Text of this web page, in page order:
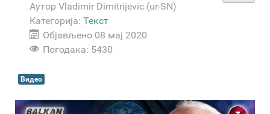
Аутор Vladimir Dimitrijevic (ur-SN)
Категорија: Текст
Објављено 08 мај 2020
Погодака: 5430
Видео